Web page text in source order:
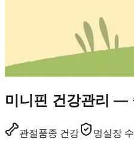
미니핀 건강관리 —
관절품종 건강 멍실장